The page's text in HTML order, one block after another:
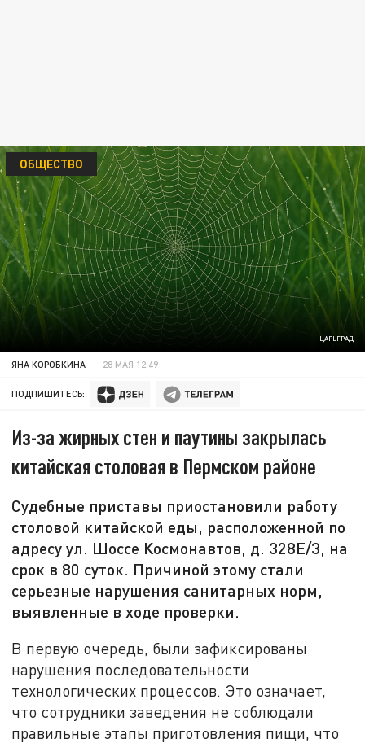
ЦАРЬГРАД
ОБЩЕСТВО
ЯНА КОРОБКИНА 28 МАЯ 12:49
ПОДПИШИТЕСЬ:
Из-за жирных стен и паутины закрылась
китайская столовая в Пермском районе
Судебные приставы приостановили работу
столовой китайской еды, расположенной по
адресу ул. Шоссе Космонавтов, д. 328Е/3, на
срок в 80 суток. Причиной этому стали
серьезные нарушения санитарных норм,
выявленные в ходе проверки.
В первую очередь, были зафиксированы
нарушения последовательности
технологических процессов. Это означает,
что сотрудники заведения не соблюдали
правильные этапы приготовления пищи, что